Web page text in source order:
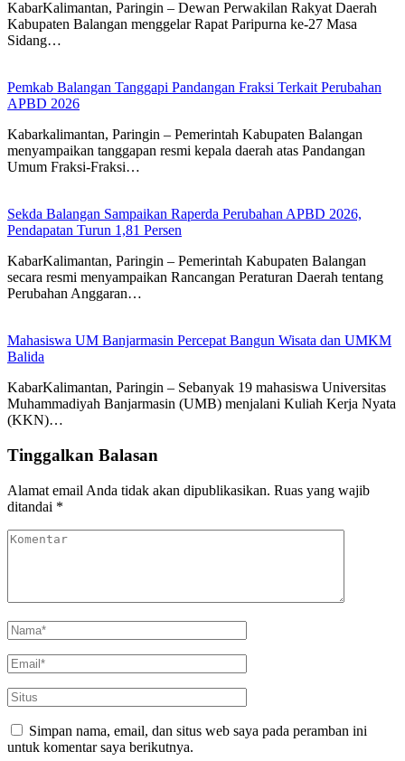
KabarKalimantan, Paringin – Dewan Perwakilan Rakyat Daerah
Kabupaten Balangan menggelar Rapat Paripurna ke-27 Masa
Sidang…
Pemkab Balangan Tanggapi Pandangan Fraksi Terkait Perubahan
APBD 2026
Kabarkalimantan, Paringin – Pemerintah Kabupaten Balangan
menyampaikan tanggapan resmi kepala daerah atas Pandangan
Umum Fraksi-Fraksi…
Sekda Balangan Sampaikan Raperda Perubahan APBD 2026,
Pendapatan Turun 1,81 Persen
KabarKalimantan, Paringin – Pemerintah Kabupaten Balangan
secara resmi menyampaikan Rancangan Peraturan Daerah tentang
Perubahan Anggaran…
Mahasiswa UM Banjarmasin Percepat Bangun Wisata dan UMKM
Balida
KabarKalimantan, Paringin – Sebanyak 19 mahasiswa Universitas
Muhammadiyah Banjarmasin (UMB) menjalani Kuliah Kerja Nyata
(KKN)…
Tinggalkan Balasan
Alamat email Anda tidak akan dipublikasikan. Ruas yang wajib
ditandai *
Simpan nama, email, dan situs web saya pada peramban ini
untuk komentar saya berikutnya.